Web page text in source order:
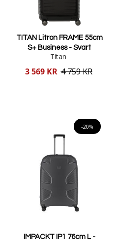
TITAN Litron FRAME 55cm
S+ Business - Svart
Titan
Reducerat
3 569 KR 4 759 KR
-20%
IMPACKT IP1 76cm L -